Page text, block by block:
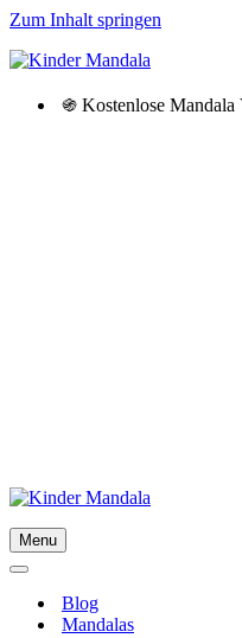
Zum Inhalt springen
֍ Kostenlose Mandala
Menu
Navigationsmenü
Navigationsmenü
Blog
Mandalas